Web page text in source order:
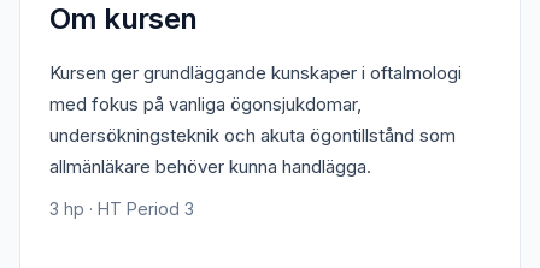
Om kursen
Kursen ger grundläggande kunskaper i oftalmologi
med fokus på vanliga ögonsjukdomar,
undersökningsteknik och akuta ögontillstånd som
allmänläkare behöver kunna handlägga.
3 hp · HT Period 3